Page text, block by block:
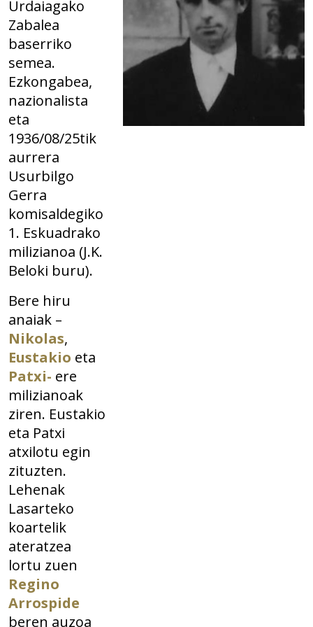
Urdaiagako
Zabalea
baserriko
semea.
Ezkongabea,
nazionalista
eta
1936/08/25tik
aurrera
Usurbilgo
Gerra
komisaldegiko
1. Eskuadrako
milizianoa (J.K.
Beloki buru).
Bere hiru
anaiak –
Nikolas,
Eustakio eta
Patxi- ere
milizianoak
ziren. Eustakio
eta Patxi
atxilotu egin
zituzten.
Lehenak
Lasarteko
koartelik
ateratzea
lortu zuen
Regino
Arrospide
beren auzoa